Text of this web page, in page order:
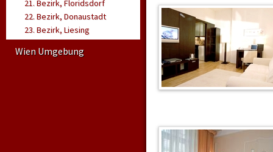
21. Bezirk, Floridsdorf
22. Bezirk, Donaustadt
23. Bezirk, Liesing
Wien Umgebung